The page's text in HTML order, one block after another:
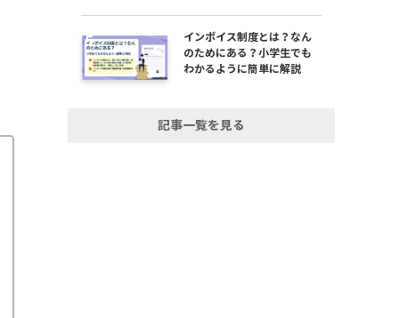
インボイス制度とは？なん
のためにある？小学生でも
わかるように簡単に解説
記事一覧を見る